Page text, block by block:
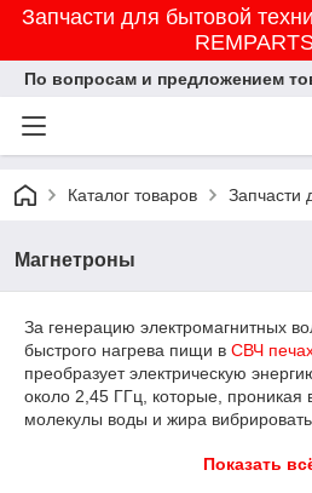
Запчасти для бытовой
По вопросам и предложением
Каталог товаров Запчасти
Магнетроны
За генерацию электромагнитных
быстрого нагрева пищи в СВЧ
преобразует электрическую
около 2,45 ГГц, которые, проникая
молекулы воды и жира
магнетронов для замены в бытовых
Показать